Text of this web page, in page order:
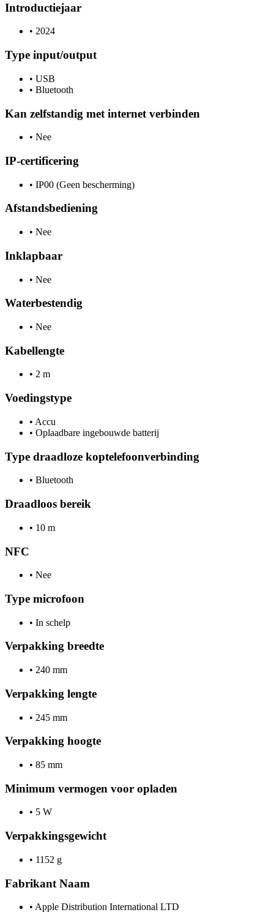
Introductiejaar
• 2024
Type input/output
• USB
• Bluetooth
Kan zelfstandig met internet verbinden
• Nee
IP-certificering
• IP00 (Geen bescherming)
Afstandsbediening
• Nee
Inklapbaar
• Nee
Waterbestendig
• Nee
Kabellengte
• 2 m
Voedingstype
• Accu
• Oplaadbare ingebouwde batterij
Type draadloze koptelefoonverbinding
• Bluetooth
Draadloos bereik
• 10 m
NFC
• Nee
Type microfoon
• In schelp
Verpakking breedte
• 240 mm
Verpakking lengte
• 245 mm
Verpakking hoogte
• 85 mm
Minimum vermogen voor opladen
• 5 W
Verpakkingsgewicht
• 1152 g
Fabrikant Naam
• Apple Distribution International LTD